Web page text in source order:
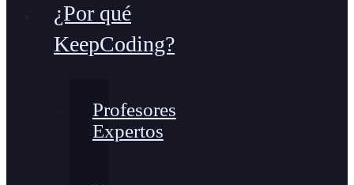
¿Por qué
KeepCoding?
Profesores
Expertos